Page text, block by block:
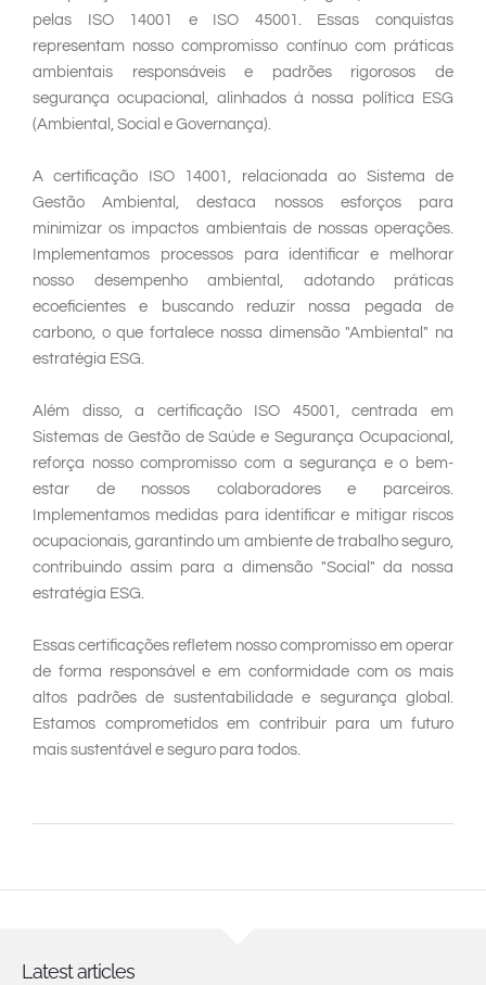
pelas ISO 14001 e ISO 45001. Essas conquistas
representam nosso compromisso contínuo com práticas
ambientais responsáveis e padrões rigorosos de
segurança ocupacional, alinhados à nossa política ESG
(Ambiental, Social e Governança).
A certificação ISO 14001, relacionada ao Sistema de
Gestão Ambiental, destaca nossos esforços para
minimizar os impactos ambientais de nossas operações.
Implementamos processos para identificar e melhorar
nosso desempenho ambiental, adotando práticas
ecoeficientes e buscando reduzir nossa pegada de
carbono, o que fortalece nossa dimensão "Ambiental" na
estratégia ESG.
Além disso, a certificação ISO 45001, centrada em
Sistemas de Gestão de Saúde e Segurança Ocupacional,
reforça nosso compromisso com a segurança e o bem-
estar de nossos colaboradores e parceiros.
Implementamos medidas para identificar e mitigar riscos
ocupacionais, garantindo um ambiente de trabalho seguro,
contribuindo assim para a dimensão "Social" da nossa
estratégia ESG.
Essas certificações refletem nosso compromisso em operar
de forma responsável e em conformidade com os mais
altos padrões de sustentabilidade e segurança global.
Estamos comprometidos em contribuir para um futuro
mais sustentável e seguro para todos.
Latest articles